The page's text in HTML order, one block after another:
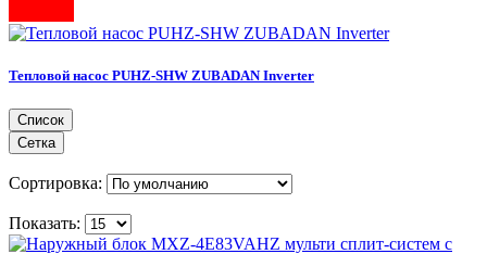
Тепловой насос PUHZ-SHW ZUBADAN Inverter
Список
Сетка
Сортировка:
Показать: